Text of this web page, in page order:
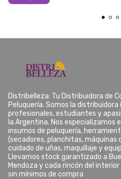
Distribelleza: Tu Distribuidora de
Peluquería. Somos la
profesionales, estudiantes y
la Argentina. Nos especializamos
insumos de peluquería,
(secadores, planchitas, máquinas
cuidado de uñas, maquillaje y
Llevamos stock garantizado a
Mendoza y cada rincón del
sin mínimos de compra